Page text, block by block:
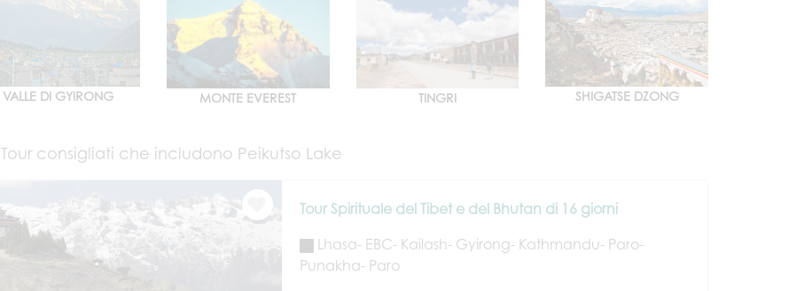
VALLE DI GYIRONG MONTE EVEREST TINGRI SHIGATSE DZONG
Tour consigliati che includono Peikutso Lake
Tour Spirituale del Tibet e del Bhutan di 16 giorni
Lhasa- EBC- Kailash- Gyirong- Kathmandu- Paro-
Punakha- Paro